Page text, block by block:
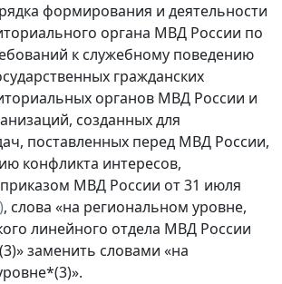
формирования и деятельности
органа МВД России по
к служебному поведению
гражданских
органов МВД России и
созданных для
поставленных перед МВД России,
конфликта интересов,
МВД России от 31 июля
, слова «на региональном уровне,
линейного отдела МВД России
заменить словами «на